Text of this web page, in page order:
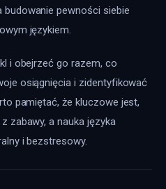
pewności siebie
językiem.
i obejrzeć go razem, co
osiągnięcia i zidentyfikować
pamiętać, że kluczowe jest,
zabawy, a nauka języka
i bezstresowy.